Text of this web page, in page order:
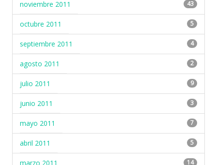
noviembre 2011 43
octubre 2011 5
septiembre 2011 4
agosto 2011 2
julio 2011 9
junio 2011 3
mayo 2011 7
abril 2011 5
marzo 2011 14